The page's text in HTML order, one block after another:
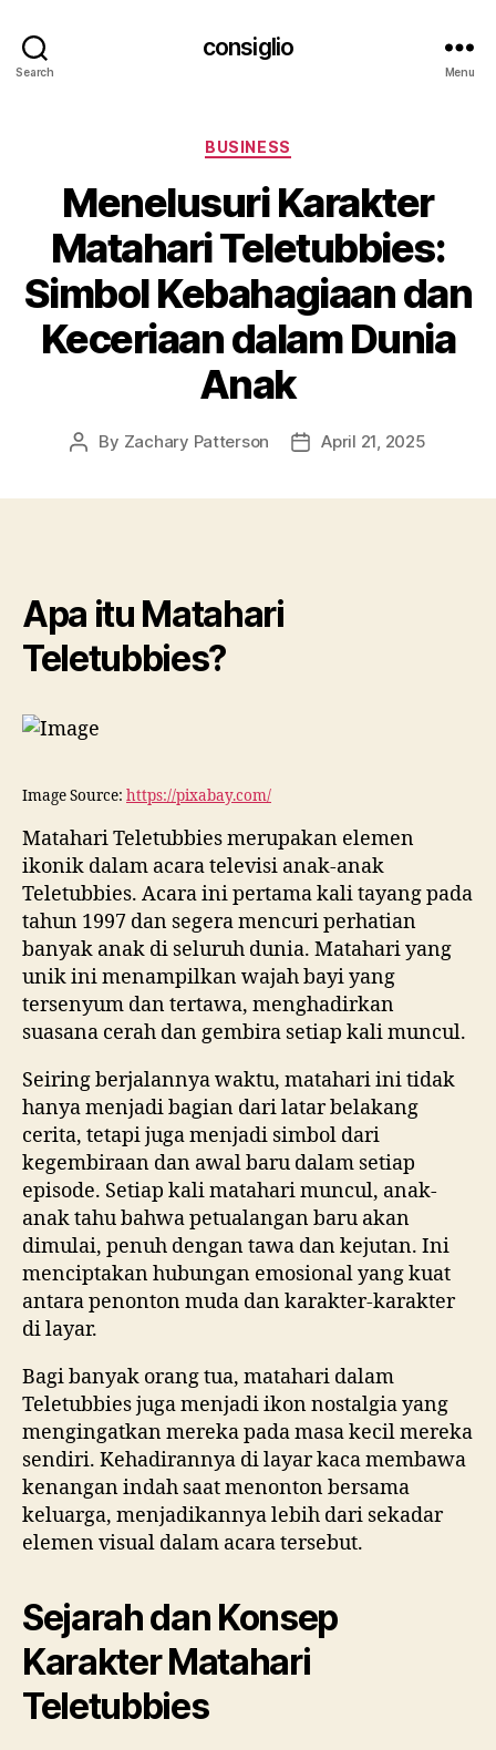
Search
consiglio
Menu
Categories
BUSINESS
Menelusuri Karakter
Matahari Teletubbies:
Simbol Kebahagiaan dan
Keceriaan dalam Dunia
Anak
Post
By Zachary Patterson
PostApril 21, 2025
Apa itu Matahari
Teletubbies?
Image Source: https://pixabay.com/
Matahari Teletubbies merupakan elemen
ikonik dalam acara televisi anak-anak
Teletubbies. Acara ini pertama kali tayang pada
tahun 1997 dan segera mencuri perhatian
banyak anak di seluruh dunia. Matahari yang
unik ini menampilkan wajah bayi yang
tersenyum dan tertawa, menghadirkan
suasana cerah dan gembira setiap kali muncul.
Seiring berjalannya waktu, matahari ini tidak
hanya menjadi bagian dari latar belakang
cerita, tetapi juga menjadi simbol dari
kegembiraan dan awal baru dalam setiap
episode. Setiap kali matahari muncul, anak-
anak tahu bahwa petualangan baru akan
dimulai, penuh dengan tawa dan kejutan. Ini
menciptakan hubungan emosional yang kuat
antara penonton muda dan karakter-karakter
di layar.
Bagi banyak orang tua, matahari dalam
Teletubbies juga menjadi ikon nostalgia yang
mengingatkan mereka pada masa kecil mereka
sendiri. Kehadirannya di layar kaca membawa
kenangan indah saat menonton bersama
keluarga, menjadikannya lebih dari sekadar
elemen visual dalam acara tersebut.
Sejarah dan Konsep
Karakter Matahari
Teletubbies